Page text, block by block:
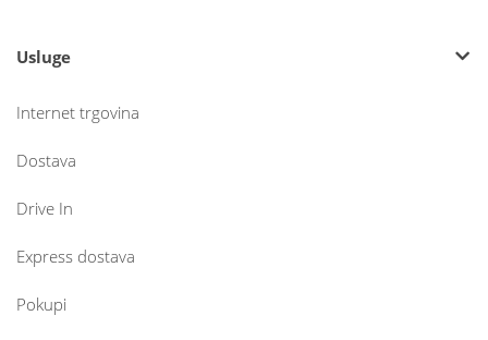
Usluge
Internet trgovina
Dostava
Drive In
Express dostava
Pokupi